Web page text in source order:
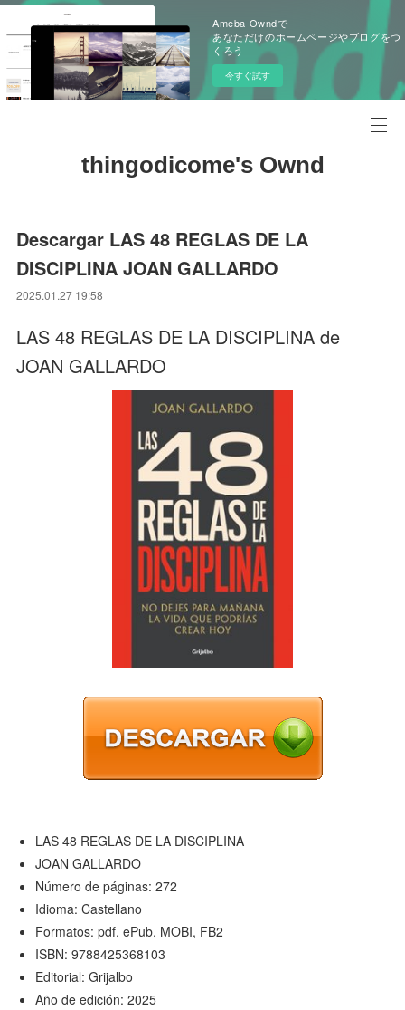
Ameba Owndで
あなただけのホームページやブログをつ
くろう
今すぐ試す
thingodicome's Ownd
Descargar LAS 48 REGLAS DE LA
DISCIPLINA JOAN GALLARDO
2025.01.27 19:58
LAS 48 REGLAS DE LA DISCIPLINA de
JOAN GALLARDO
LAS 48 REGLAS DE LA DISCIPLINA
JOAN GALLARDO
Número de páginas: 272
Idioma: Castellano
Formatos: pdf, ePub, MOBI, FB2
ISBN: 9788425368103
Editorial: Grijalbo
Año de edición: 2025